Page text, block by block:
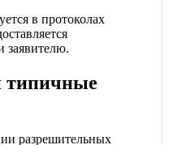
в протоколах
заявителю.
типичные
разрешительных